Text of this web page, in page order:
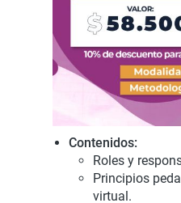
Contenidos:
Roles y
Principios
virtual.